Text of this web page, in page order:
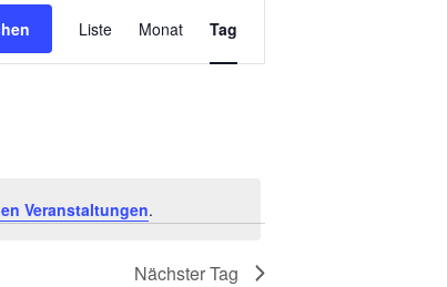
Veranstaltungen.
Ansichten-
Liste Monat Tag
Nächster Tag